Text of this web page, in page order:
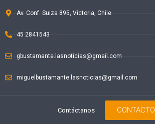
Av. Conf. Suiza 895, Victoria, Chile
45 2841543
gbustamante.lasnoticias@gmail.com
miguelbustamante.lasnoticias@gmail.com
Contáctanos CONTACTO